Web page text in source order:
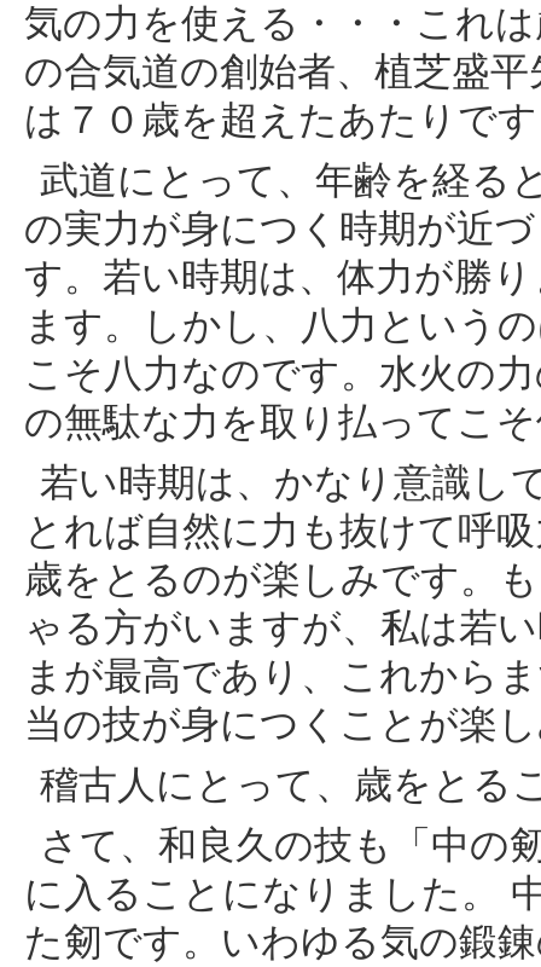
気の力を使える・・・これ
の合気道の創始者、植芝盛
は７０歳を超えたあたりで
武道にとって、年齢を経る
の実力が身につく時期が近
す。若い時期は、体力が勝
ます。しかし、八力という
こそ八力なのです。水火の
の無駄な力を取り払ってこ
若い時期は、かなり意識し
とれば自然に力も抜けて呼
歳をとるのが楽しみです。
ゃる方がいますが、私は若
まが最高であり、これから
当の技が身につくことが楽
稽古人にとって、歳をとる
さて、和良久の技も「中の
に入ることになりました。
た剱です。いわゆる気の鍛